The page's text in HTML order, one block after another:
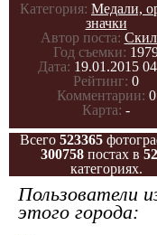
Категория: Медали,
значки
Автор поста:
Год съемки:
Дата: 19.01.2015
Рейтинг: 0
Комментарии: 0
Карта: -
Всего 523365
300758постах в
категориях.
Пользователи
этого города: